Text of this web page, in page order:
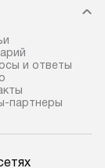
и ответы
партнеры